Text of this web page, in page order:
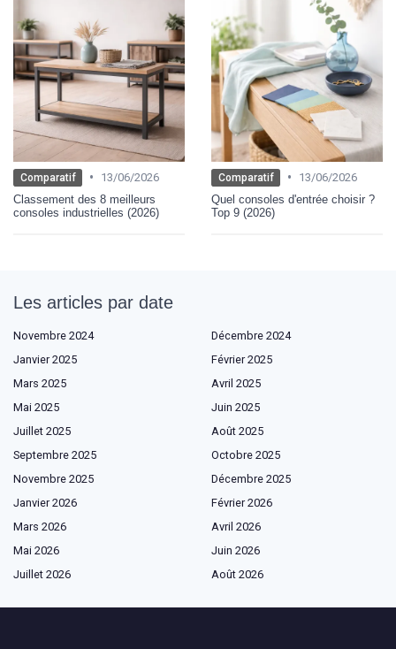
Comparatif •
13/06/2026
Classement des 8 meilleurs
consoles industrielles (2026)
Comparatif •
13/06/2026
Quel consoles d'entrée choisir ?
Top 9 (2026)
Les articles par date
Novembre 2024
Décembre 2024
Janvier 2025
Février 2025
Mars 2025
Avril 2025
Mai 2025
Juin 2025
Juillet 2025
Août 2025
Septembre 2025
Octobre 2025
Novembre 2025
Décembre 2025
Janvier 2026
Février 2026
Mars 2026
Avril 2026
Mai 2026
Juin 2026
Juillet 2026
Août 2026